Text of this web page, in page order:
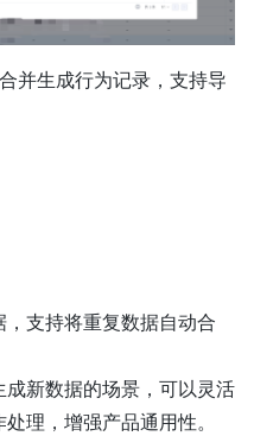
并生成行为记录，支持导
支持将重复数据自动合
新数据的场景，可以灵活
理，增强产品通用性。